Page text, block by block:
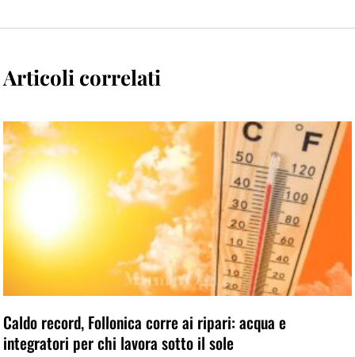
Articoli correlati
Caldo record, Follonica corre ai ripari: acqua e
integratori per chi lavora sotto il sole